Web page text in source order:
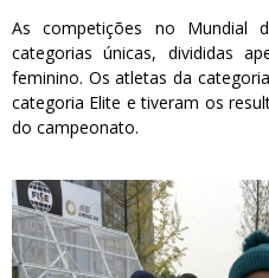
As competições no Mundial
categorias únicas, divididas
feminino. Os atletas da
categoria Elite e tiveram os
do campeonato.